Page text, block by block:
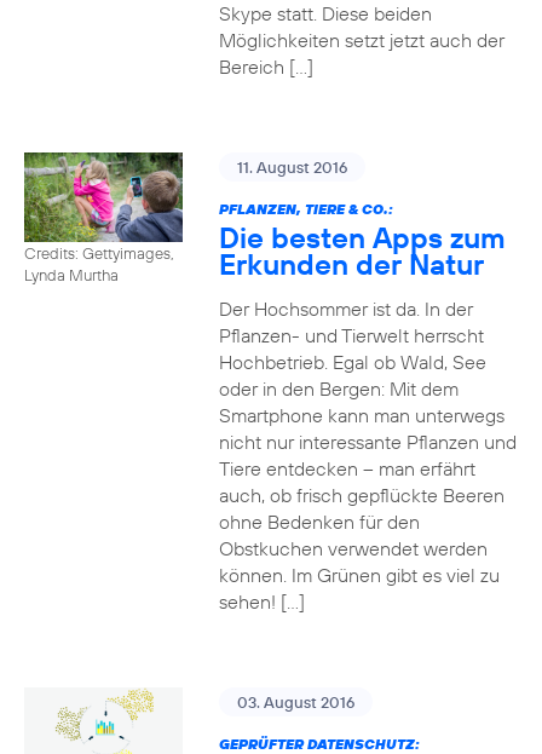
Skype statt. Diese beiden
Möglichkeiten setzt jetzt auch der
Bereich […]
Credits: Gettyimages,
Lynda Murtha
11. August 2016
PFLANZEN, TIERE & CO.:
Die besten Apps zum
Erkunden der Natur
Der Hochsommer ist da. In der
Pflanzen- und Tierwelt herrscht
Hochbetrieb. Egal ob Wald, See
oder in den Bergen: Mit dem
Smartphone kann man unterwegs
nicht nur interessante Pflanzen und
Tiere entdecken – man erfährt
auch, ob frisch gepflückte Beeren
ohne Bedenken für den
Obstkuchen verwendet werden
können. Im Grünen gibt es viel zu
sehen! […]
03. August 2016
GEPRÜFTER DATENSCHUTZ: